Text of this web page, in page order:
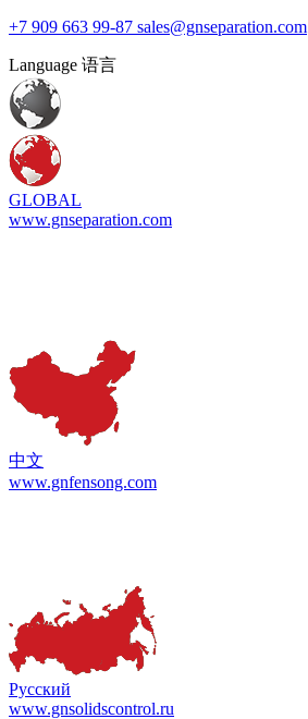
+7 909 663 99-87 sales@gnseparation.com
Language 语言
GLOBAL
www.gnseparation.com
中文
www.gnfensong.com
Русский
www.gnsolidscontrol.ru